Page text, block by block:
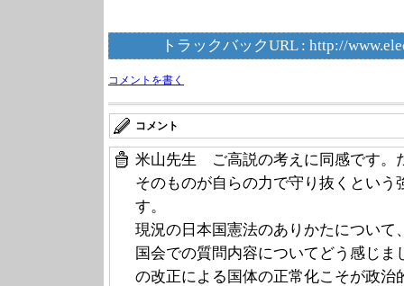
トラックバックURL : http://
コメントを書く
コメント
米山先生 ご高説の考えに同感です。
そのものが自らの力で守り抜くという
す。
現況の日本国憲法のありかたについて
国会での質問内容についてどう感じ
の改正による国体の正常化こそが政治